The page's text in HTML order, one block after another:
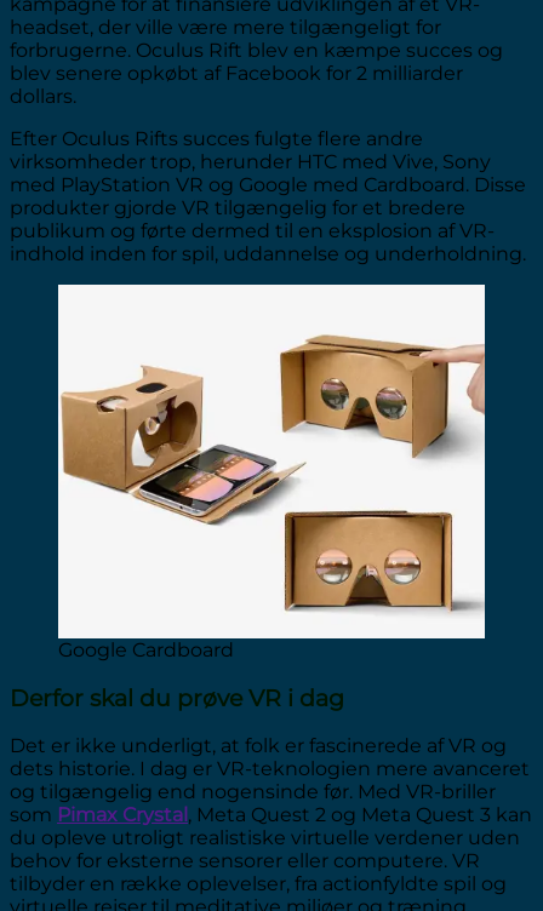
headset, der ville være mere tilgængeligt for
forbrugerne. Oculus Rift blev en kæmpe succes og
blev senere opkøbt af Facebook for 2 milliarder
dollars.
Efter Oculus Rifts succes fulgte flere andre
virksomheder trop, herunder HTC med Vive, Sony
med PlayStation VR og Google med Cardboard. Disse
produkter gjorde VR tilgængelig for et bredere
publikum og førte dermed til en eksplosion af VR-
indhold inden for spil, uddannelse og underholdning.
Google Cardboard
Derfor skal du prøve VR i dag
Det er ikke underligt, at folk er fascinerede af VR og
dets historie. I dag er VR-teknologien mere avanceret
og tilgængelig end nogensinde før. Med VR-briller
som Pimax Crystal , Meta Quest 2 og Meta Quest 3 kan
du opleve utroligt realistiske virtuelle verdener uden
behov for eksterne sensorer eller computere. VR
tilbyder en række oplevelser, fra actionfyldte spil og